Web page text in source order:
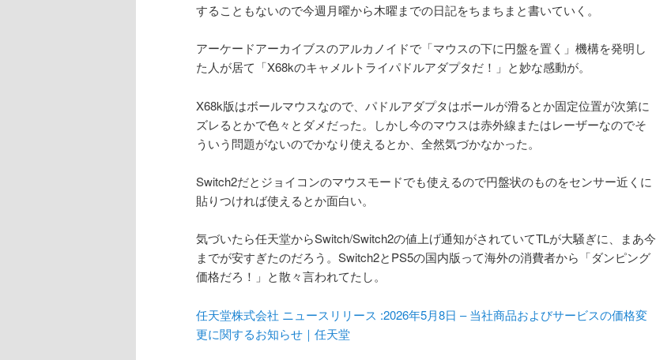
することもないので今週月曜から木曜までの日記をちまちまと書いていく。
アーケードアーカイブスのアルカノイドで「マウスの下に円盤を置く」機構を発明し
た人が居て「X68kのキャメルトライパドルアダプタだ！」と妙な感動が。
X68k版はボールマウスなので、パドルアダプタはボールが滑るとか固定位置が次第に
ズレるとかで色々とダメだった。しかし今のマウスは赤外線またはレーザーなのでそ
ういう問題がないのでかなり使えるとか、全然気づかなかった。
Switch2だとジョイコンのマウスモードでも使えるので円盤状のものをセンサー近くに
貼りつければ使えるとか面白い。
気づいたら任天堂からSwitch/Switch2の値上げ通知がされていてTLが大騒ぎに、まあ今
までが安すぎたのだろう。Switch2とPS5の国内版って海外の消費者から「ダンピング
価格だろ！」と散々言われてたし。
任天堂株式会社 ニュースリリース :2026年5月8日 – 当社商品およびサービスの価格変
更に関するお知らせ｜任天堂